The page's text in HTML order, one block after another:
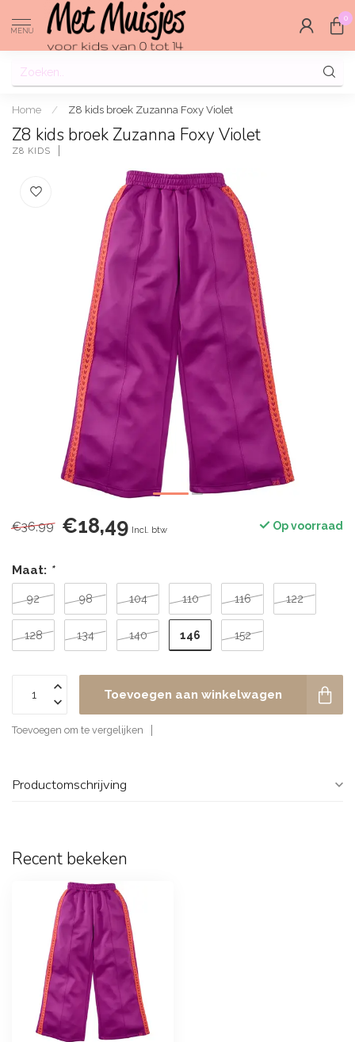
MENU
0
Home / Z8 kids broek Zuzanna Foxy Violet
Z8 kids broek Zuzanna Foxy Violet
Z8 KIDS
€36,99 €18,49 Incl. btw Op voorraad
Maat: *
92 98 104 110 116 122
128 134 140 146 152
Toevoegen aan winkelwagen
Toevoegen om te vergelijken
Productomschrijving
Recent bekeken